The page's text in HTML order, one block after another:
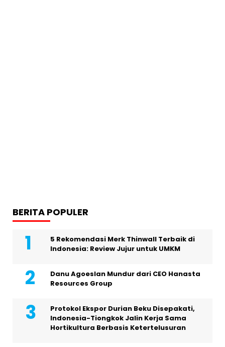
BERITA POPULER
5 Rekomendasi Merk Thinwall Terbaik di
Indonesia: Review Jujur untuk UMKM
Danu Agoeslan Mundur dari CEO Hanasta
Resources Group
Protokol Ekspor Durian Beku Disepakati,
Indonesia-Tiongkok Jalin Kerja Sama
Hortikultura Berbasis Ketertelusuran